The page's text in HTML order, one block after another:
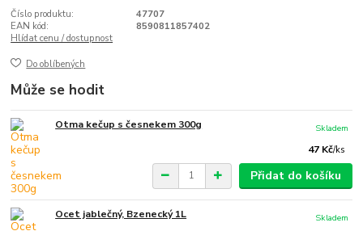
Číslo produktu:
47707
EAN kód:
8590811857402
Hlídat cenu / dostupnost
Do oblíbených
Může se hodit
Otma kečup s česnekem 300g
47 Kč/ks
Skladem
Přidat do košíku
Ocet jablečný, Bzenecký 1L
Skladem